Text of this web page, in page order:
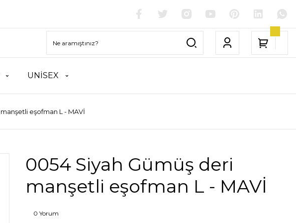
UNİSEX
eşofman L - MAVİ
0054 Siyah Gümüş deri
manşetli eşofman L - MAVİ
0 Yorum